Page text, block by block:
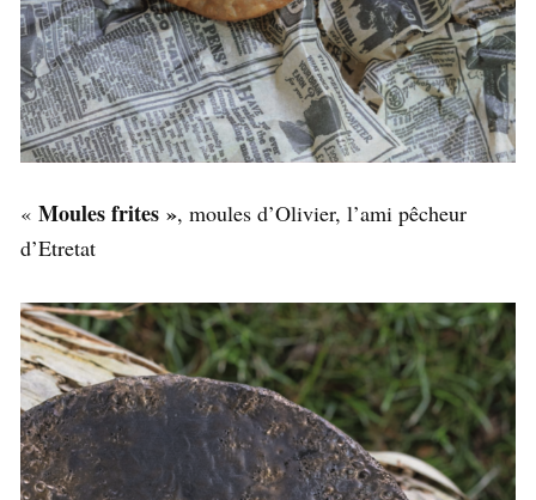
« Moules frites », moules d’Olivier, l’ami pêcheur
d’Etretat